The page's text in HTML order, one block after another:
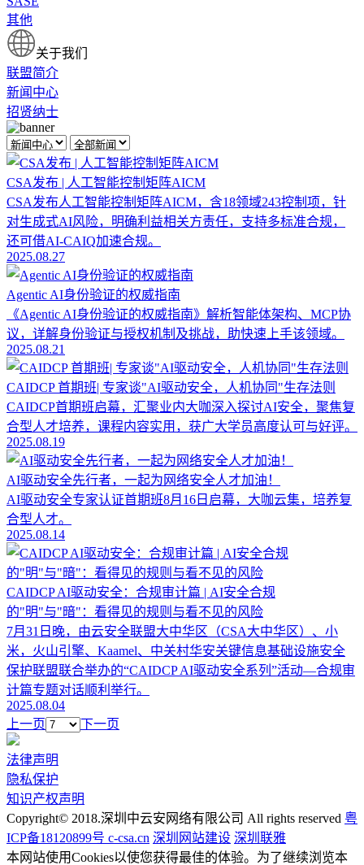
其他
关于我们
联盟简介
新闻中心
招贤纳士
CSA发布 | 人工智能控制矩阵AICM
CSA发布人工智能控制矩阵AICM，含18领域243控制项，针
对生成式AI风险，明确利益相关方责任，支持多标准合规，
还可借AI-CAIQ加速合规。
2025.08.27
Agentic AI身份验证的权威指南
《Agentic AI身份验证的权威指南》解析智能体架构、MCP协
议，详解身份验证与授权机制及挑战，助快速上手该领域。
2025.08.21
CAIDCP 首期班| 专家谈"AI驱动安全，人机协同"生存法则
CAIDCP首期班启幕，汇聚业内大咖深入探讨AI安全，聚焦复
合型人才培养，课程内容实用，获广大学员高度认可与好评。
2025.08.19
AI驱动安全先行者，一起为网络安全人才加油！
AI驱动安全专家认证首期班8月16日启幕，大咖云集，培养复
合型人才。
2025.08.14
CAIDCP AI驱动安全：合规审计篇 | AI安全合规
的"明"与"暗"：看得见的规则与看不见的风险
7月31日晚，由云安全联盟大中华区（CSA大中华区）、小
米，火山引擎、Kaamel、中关村华安关键信息基础设施安全
保护联盟联合举办的“CAIDCP AI驱动安全系列”活动—合规审
计篇专题对话顺利举行。
2025.08.04
上一页
下一页
法律声明
隐私保护
知识产权声明
Copyright© 2018.深圳中云安网络有限公司 All rights reserved 粤
ICP备18120899号 c-csa.cn 深圳网站建设 深圳联雅
本网站使用Cookies以使您获得最佳的体验。为了继续浏览本